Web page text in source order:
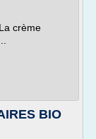
crème
BIO